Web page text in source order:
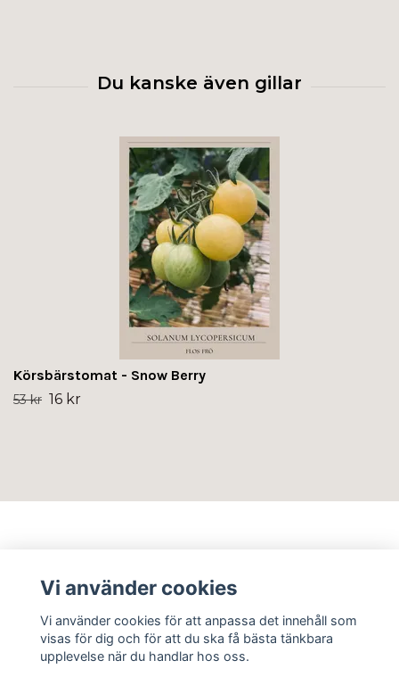
Körsbärstomat - Snow Berry
53 kr 16 kr
Sociala medier
Vi använder cookies
Vi använder cookies för att anpassa det innehåll som
visas för dig och för att du ska få bästa tänkbara
upplevelse när du handlar hos oss.